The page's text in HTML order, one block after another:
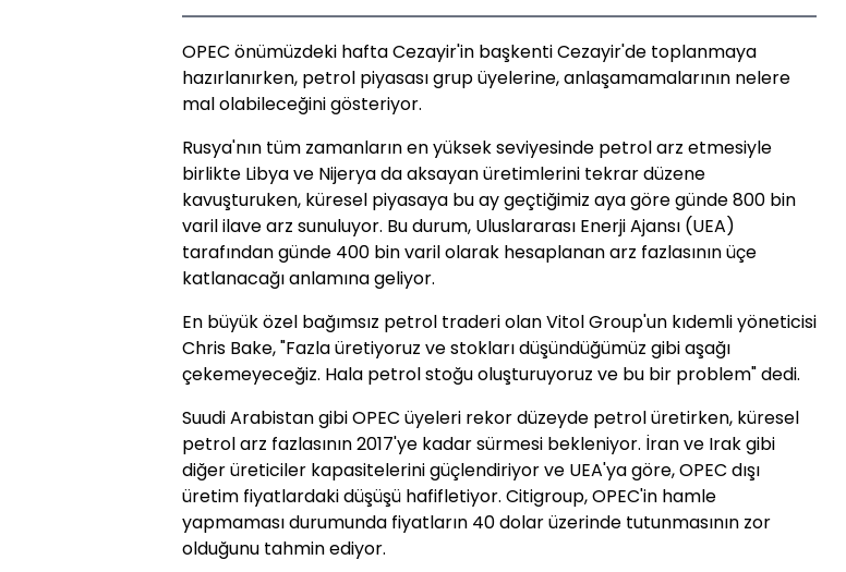
OPEC önümüzdeki hafta Cezayir'in başkenti Cezayir'de toplanmaya
hazırlanırken, petrol piyasası grup üyelerine, anlaşamamalarının nelere
mal olabileceğini gösteriyor.
Rusya'nın tüm zamanların en yüksek seviyesinde petrol arz etmesiyle
birlikte Libya ve Nijerya da aksayan üretimlerini tekrar düzene
kavuşturuken, küresel piyasaya bu ay geçtiğimiz aya göre günde 800 bin
varil ilave arz sunuluyor. Bu durum, Uluslararası Enerji Ajansı (UEA)
tarafından günde 400 bin varil olarak hesaplanan arz fazlasının üçe
katlanacağı anlamına geliyor.
En büyük özel bağımsız petrol traderi olan Vitol Group'un kıdemli yöneticisi
Chris Bake, "Fazla üretiyoruz ve stokları düşündüğümüz gibi aşağı
çekemeyeceğiz. Hala petrol stoğu oluşturuyoruz ve bu bir problem" dedi.
Suudi Arabistan gibi OPEC üyeleri rekor düzeyde petrol üretirken, küresel
petrol arz fazlasının 2017'ye kadar sürmesi bekleniyor. İran ve Irak gibi
diğer üreticiler kapasitelerini güçlendiriyor ve UEA'ya göre, OPEC dışı
üretim fiyatlardaki düşüşü hafifletiyor. Citigroup, OPEC'in hamle
yapmaması durumunda fiyatların 40 dolar üzerinde tutunmasının zor
olduğunu tahmin ediyor.